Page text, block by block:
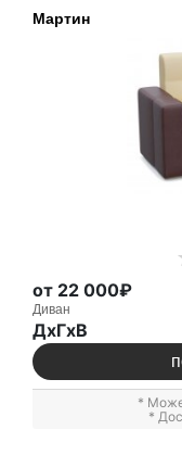
Мартин
от 22 000₽
Диван
ДxГxВ
*
*